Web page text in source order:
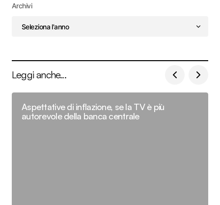
Archivi
Leggi anche...
Aspettative di inflazione, se la TV è più
autorevole della banca centrale